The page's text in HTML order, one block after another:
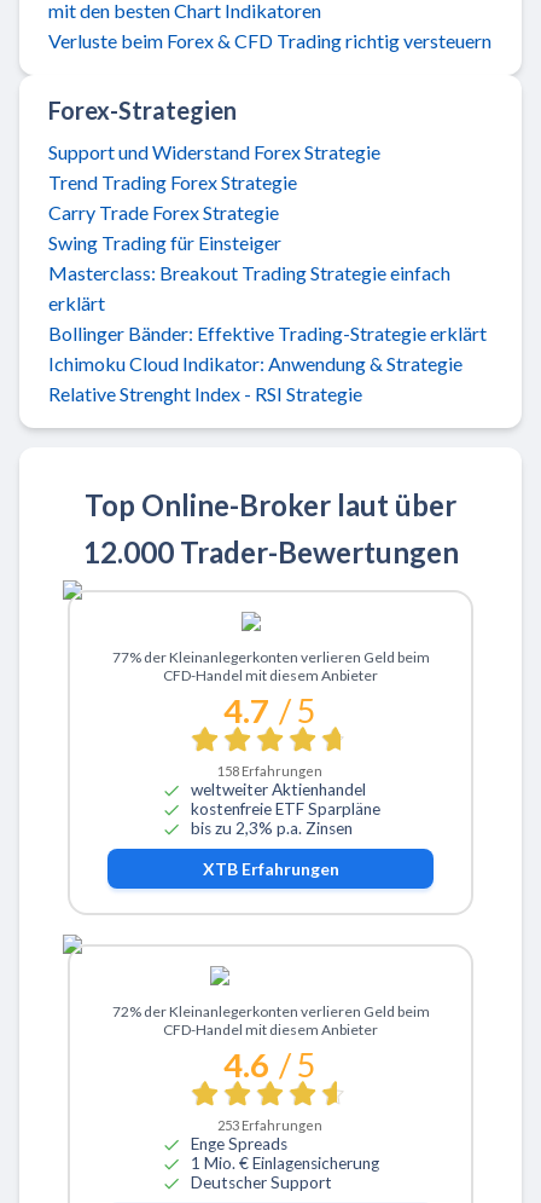
mit den besten Chart Indikatoren
Verluste beim Forex & CFD Trading richtig versteuern
Forex-Strategien
Support und Widerstand Forex Strategie
Trend Trading Forex Strategie
Carry Trade Forex Strategie
Swing Trading für Einsteiger
Masterclass: Breakout Trading Strategie einfach
erklärt
Bollinger Bänder: Effektive Trading-Strategie erklärt
Ichimoku Cloud Indikator: Anwendung & Strategie
Relative Strenght Index - RSI Strategie
Top Online-Broker laut über
12.000 Trader-Bewertungen
Zu XTB
77% der Kleinanlegerkonten verlieren Geld beim
CFD-Handel mit diesem Anbieter
4.7 / 5
158 Erfahrungen
weltweiter Aktienhandel
kostenfreie ETF Sparpläne
bis zu 2,3% p.a. Zinsen
XTBErfahrungen
Zu ActivTrades
72% der Kleinanlegerkonten verlieren Geld beim
CFD-Handel mit diesem Anbieter
4.6 / 5
253 Erfahrungen
Enge Spreads
1 Mio. € Einlagensicherung
Deutscher Support